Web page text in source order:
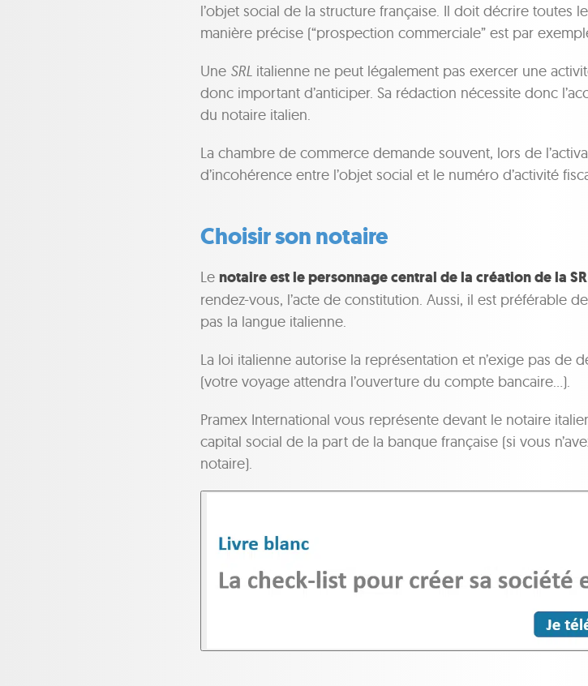
l’objet social de la structure française. Il doit décrire toutes
manière précise (“prospection commerciale” est par
Une SRL italienne ne peut légalement pas exercer une
donc important d’anticiper. Sa rédaction nécessite donc
du notaire italien.
La chambre de commerce demande souvent, lors de
d’incohérence entre l’objet social et le numéro d’activité
Choisir son notaire
Le notaire est le personnage central de la création de la
rendez-vous, l’acte de constitution. Aussi, il est préférable
pas la langue italienne.
La loi italienne autorise la représentation et n’exige pas de
(votre voyage attendra l’ouverture du compte bancaire…).
Pramex International vous représente devant le notaire
capital social de la part de la banque française (si vous
notaire).